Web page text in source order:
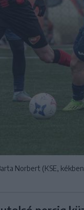
Norbert (KSE,